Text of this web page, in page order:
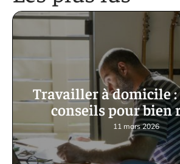
Travailler à domicile :
conseils pour bien
11 mars 2026